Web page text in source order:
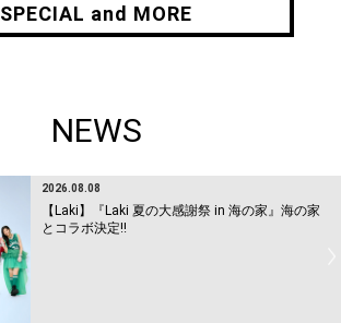
SPECIAL and MORE
NEWS
2026.08.08
【Laki】『Laki 夏の大感謝祭 in 海の家』海の家
とコラボ決定!!